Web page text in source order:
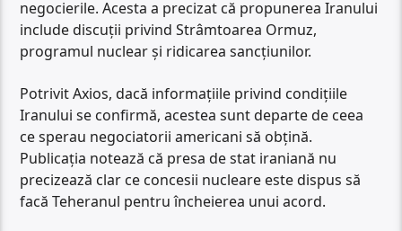
negocierile. Acesta a precizat că propunerea Iranului
include discuții privind Strâmtoarea Ormuz,
programul nuclear și ridicarea sancțiunilor.
Potrivit Axios, dacă informațiile privind condițiile
Iranului se confirmă, acestea sunt departe de ceea
ce sperau negociatorii americani să obțină.
Publicația notează că presa de stat iraniană nu
precizează clar ce concesii nucleare este dispus să
facă Teheranul pentru încheierea unui acord.